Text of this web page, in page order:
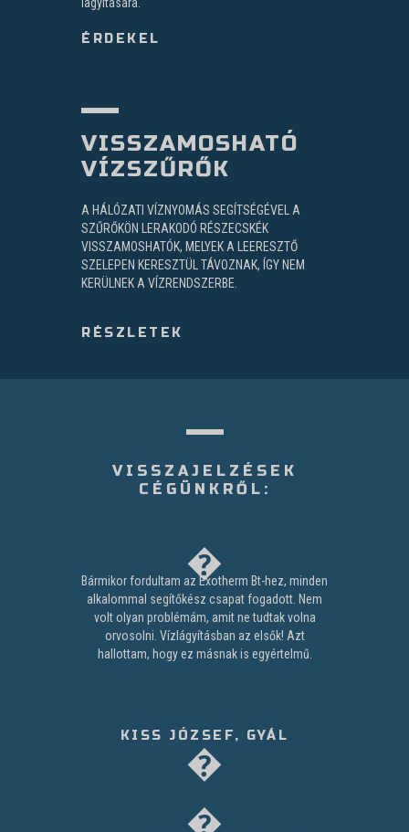
ÉRDEKEL
VISSZAMOSHATÓ
VÍZSZŰRŐK
A HÁLÓZATI VÍZNYOMÁS SEGÍTSÉGÉVEL A
SZŰRŐKÖN LERAKODÓ RÉSZECSKÉK
VISSZAMOSHATÓK, MELYEK A LEERESZTŐ
SZELEPEN KERESZTÜL TÁVOZNAK, ÍGY NEM
KERÜLNEK A VÍZRENDSZERBE.
RÉSZLETEK
VISSZAJELZÉSEK
CÉGÜNKRŐL:
Bármikor fordultam az Exotherm Bt-hez, minden
alkalommal segítőkész csapat fogadott. Nem
volt olyan problémám, amit ne tudtak volna
orvosolni. Vízlágyításban az elsők! Azt
hallottam, hogy ez másnak is egyértelmű.
KISS JÓZSEF, GYÁL